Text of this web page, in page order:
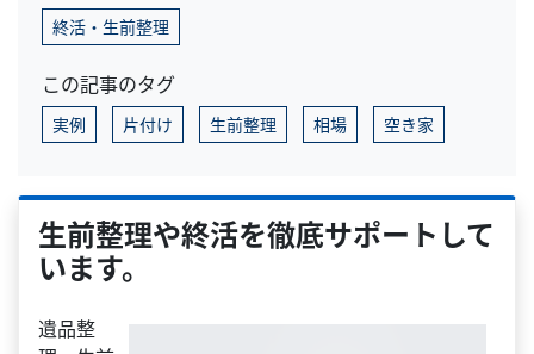
終活・生前整理
この記事のタグ
実例 片付け 生前整理 相場 空き家
生前整理や終活を徹底サポートして
います。
遺品整